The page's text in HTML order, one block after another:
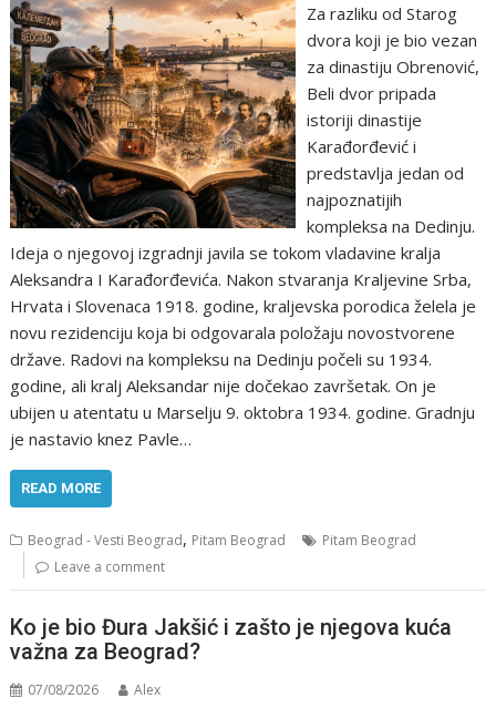
Za razliku od Starog
dvora koji je bio vezan
za dinastiju Obrenović,
Beli dvor pripada
istoriji dinastije
Karađorđević i
predstavlja jedan od
najpoznatijih
kompleksa na Dedinju.
Ideja o njegovoj izgradnji javila se tokom vladavine kralja
Aleksandra I Karađorđevića. Nakon stvaranja Kraljevine Srba,
Hrvata i Slovenaca 1918. godine, kraljevska porodica želela je
novu rezidenciju koja bi odgovarala položaju novostvorene
države. Radovi na kompleksu na Dedinju počeli su 1934.
godine, ali kralj Aleksandar nije dočekao završetak. On je
ubijen u atentatu u Marselju 9. oktobra 1934. godine. Gradnju
je nastavio knez Pavle…
READ MORE
Beograd - Vesti Beograd, Pitam Beograd
Pitam Beograd
Leave a comment
Ko je bio Đura Jakšić i zašto je njegova kuća
važna za Beograd?
07/08/2026 Alex